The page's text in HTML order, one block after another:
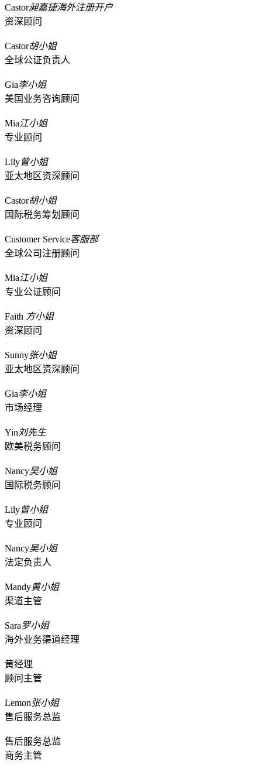
Castor昶嘉捷海外注册开户
资深顾问
Castor胡小姐
全球公证负责人
Gia李小姐
美国业务咨询顾问
Mia江小姐
专业顾问
Lily曾小姐
亚太地区资深顾问
Castor胡小姐
国际税务筹划顾问
Customer Service客服部
全球公司注册顾问
Mia江小姐
专业公证顾问
Faith 方小姐
资深顾问
Sunny张小姐
亚太地区资深顾问
Gia李小姐
市场经理
Yin 刘先生
欧美税务顾问
Nancy吴小姐
国际税务顾问
Lily曾小姐
专业顾问
Nancy吴小姐
法定负责人
Mandy黄小姐
渠道主管
Sara罗小姐
海外业务渠道经理
黄经理
顾问主管
Lemon张小姐
售后服务总监
售后服务总监
商务主管